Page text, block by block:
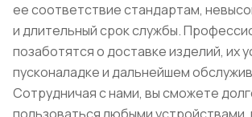
ее соответствие стандартам,
и длительный срок службы.
позаботятся о доставке изделий, их
пусконаладке и дальнейшем
Сотрудничая с нами, вы сможете